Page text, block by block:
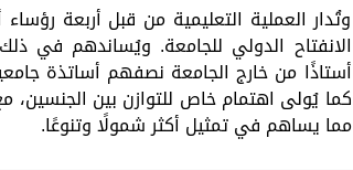
وتُدار العملية التعليمية من قبل أربعة
أستاذًا من خارج الجامعة نصفهم أساتذة
مما يساهم في تمثيل أكثر شمولًا وتنوعًا.